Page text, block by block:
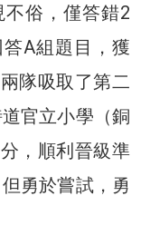
俗，僅答錯2
A組題目，獲
隊吸取了第二
官立小學（銅
，順利晉級準
勇於嘗試，勇